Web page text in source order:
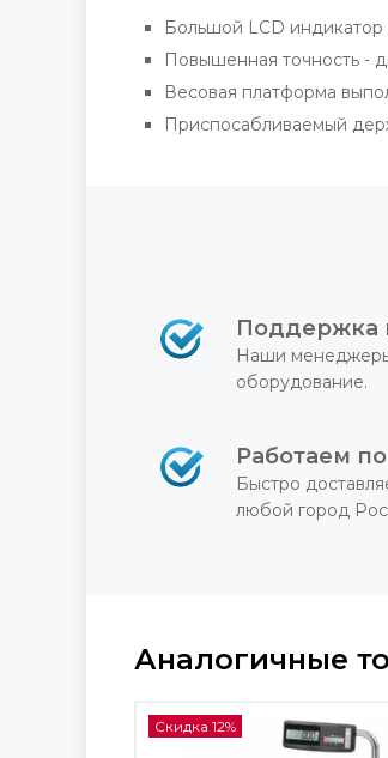
Большой LCD
Повышенная точность -
Весовая платформа
Приспосабливаемый
Поддержка
Наши
оборудование.
Работаем
Быстро
любой город
Аналогичные
Скидка 12%